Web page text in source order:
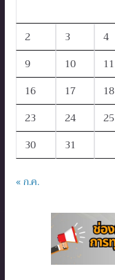
2
3 4
9
10 11
16
17 18
23
24 25
30
31
« ก.ค.